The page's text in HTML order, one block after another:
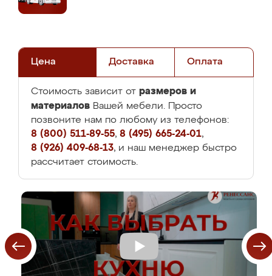
Цена Доставка Оплата
Стоимость зависит от размеров и
материалов Вашей мебели. Просто
позвоните нам по любому из телефонов:
8 (800) 511-89-55, 8 (495) 665-24-01,
8 (926) 409-68-13, и наш менеджер быстро
рассчитает стоимость.